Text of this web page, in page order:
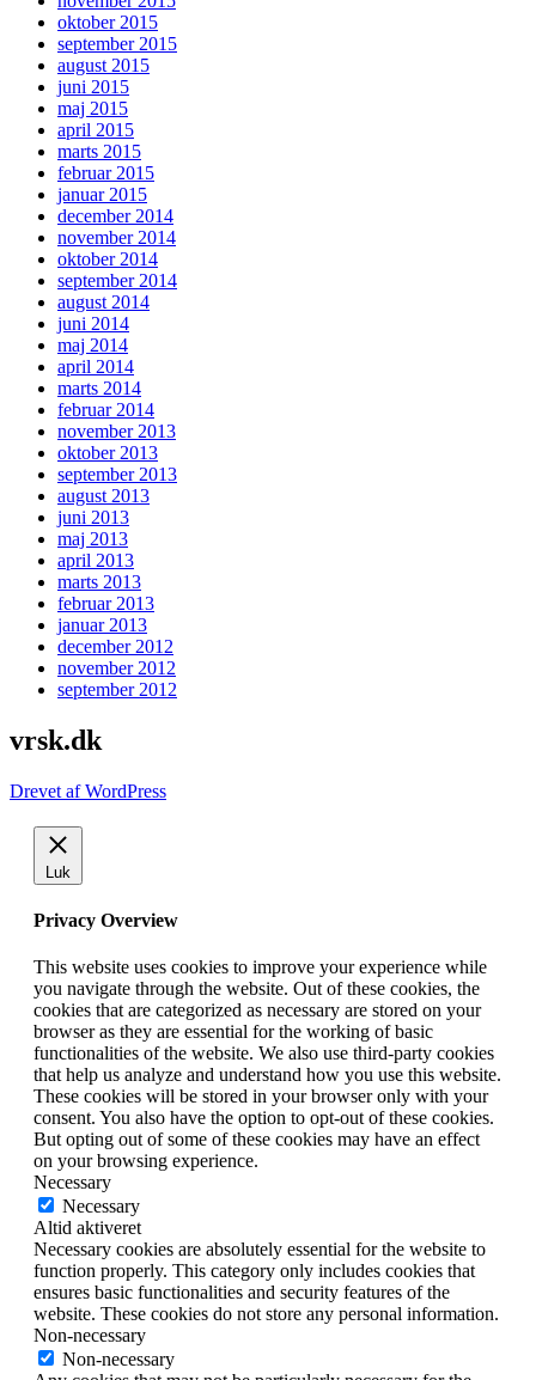
oktober 2015
september 2015
august 2015
juni 2015
maj 2015
april 2015
marts 2015
februar 2015
januar 2015
december 2014
november 2014
oktober 2014
september 2014
august 2014
juni 2014
maj 2014
april 2014
marts 2014
februar 2014
november 2013
oktober 2013
september 2013
august 2013
juni 2013
maj 2013
april 2013
marts 2013
februar 2013
januar 2013
december 2012
november 2012
september 2012
vrsk.dk
Drevet af WordPress
Luk
Privacy Overview
This website uses cookies to improve your experience while
you navigate through the website. Out of these cookies, the
cookies that are categorized as necessary are stored on your
browser as they are essential for the working of basic
functionalities of the website. We also use third-party cookies
that help us analyze and understand how you use this website.
These cookies will be stored in your browser only with your
consent. You also have the option to opt-out of these cookies.
But opting out of some of these cookies may have an effect
on your browsing experience.
Necessary
Necessary
Altid aktiveret
Necessary cookies are absolutely essential for the website to
function properly. This category only includes cookies that
ensures basic functionalities and security features of the
website. These cookies do not store any personal information.
Non-necessary
Non-necessary